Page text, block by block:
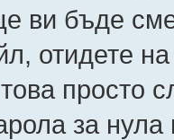
ви бъде
отидете
просто
за